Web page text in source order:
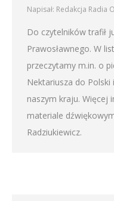
Napisał: Redakcja Radia
Do czytelników trafił
Prawosławnego. W
przeczytamy m.in. o
Nektariusza do
naszym kraju.
materiale
Radziukiewicz.